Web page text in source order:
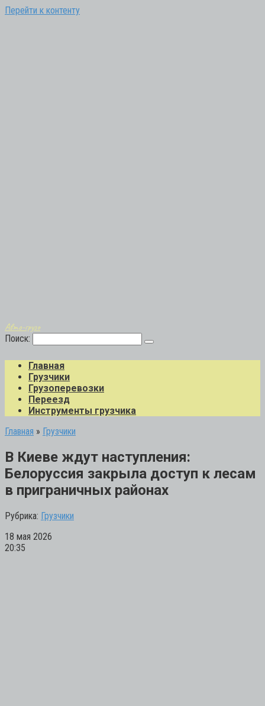
Перейти к контенту
Авто-грузо
Поиск:
Главная
Грузчики
Грузоперевозки
Переезд
Инструменты грузчика
Главная » Грузчики
В Киеве ждут наступления:
Белоруссия закрыла доступ к лесам
в приграничных районах
Рубрика: Грузчики
18 мая 2026
20:35